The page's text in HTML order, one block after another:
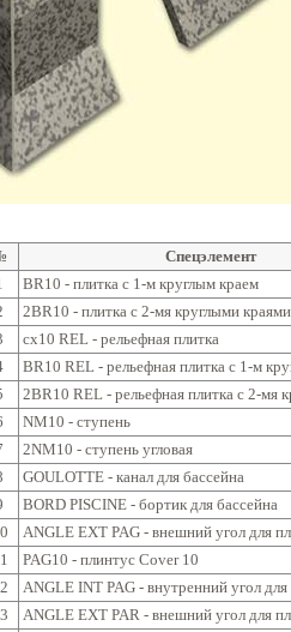
Спецэлемент
BR10 - плитка с 1-м круглым краем
2BR10 - плитка с 2-мя круглыми краями
cx10 REL - рельефная плитка
BR10 REL - рельефная плитка с 1-м
2BR10 REL - рельефная плитка с 2-мя
NM10 - ступень
2NM10 - ступень угловая
GOULOTTE - канал для бассейна
BORD PISCINE - бортик для бассейна
ANGLE EXT PAG - внешний угол для
PAG10 - плинтус Cover 10
ANGLE INT PAG - внутренний угол
ANGLE EXT PAR - внешний угол для